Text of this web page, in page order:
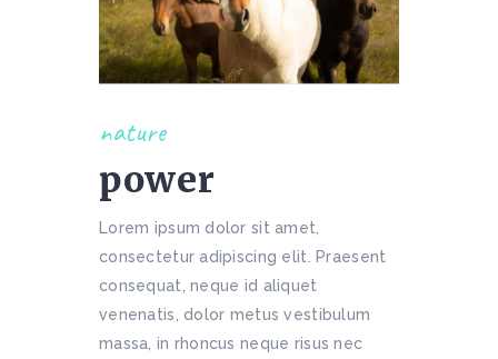
nature
power
Lorem ipsum dolor sit amet,
consectetur adipiscing elit. Praesent
consequat, neque id aliquet
venenatis, dolor metus vestibulum
massa, in rhoncus neque risus nec